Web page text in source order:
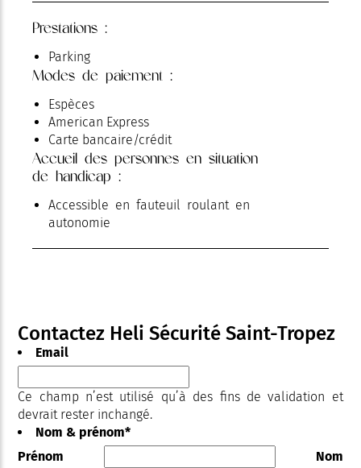
Prestations :
Parking
Modes de paiement :
Espèces
American Express
Carte bancaire/crédit
Accueil des personnes en situation
de handicap :
Accessible en fauteuil roulant en
autonomie
Contactez Heli Sécurité Saint-Tropez
Email
Ce champ n’est utilisé qu’à des fins de validation et
devrait rester inchangé.
Nom & prénom*
Prénom
Nom